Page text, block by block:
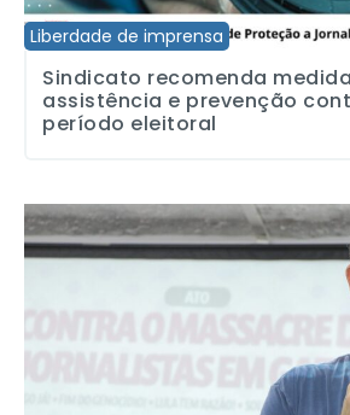
Liberdade de imprensa
Sindicato recomenda
assistência e prevenção
período eleitoral
SJSP e Fenaj solidarizam-se com o